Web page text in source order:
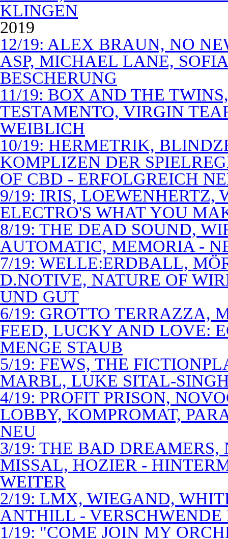
KLINGEN
2019
12/19: ALEX BRAUN, NO
ASP, MICHAEL LANE,
BESCHERUNG
11/19: BOX AND THE
TESTAMENTO, VIRGIN
WEIBLICH
10/19: HERMETRIK,
KOMPLIZEN DER
OF CBD - ERFOLGREICH
9/19: IRIS, LOEWENHERTZ,
ELECTRO'S WHAT YOU
8/19: THE DEAD SOUND,
AUTOMATIC, MEMORIA -
7/19: WELLE:ERDBALL,
D.NOTIVE, NATURE OF
UND GUT
6/19: GROTTO TERRAZZA,
FEED, LUCKY AND LOVE:
MENGE STAUB
5/19: FEWS, THE
MARBL, LUKE SITAL-
4/19: PROFIT PRISON,
LOBBY, KOMPROMAT,
NEU
3/19: THE BAD
MISSAL, HOZIER -
WEITER
2/19: LMX, WIEGAND,
ANTHILL -
1/19: "COME JOIN MY